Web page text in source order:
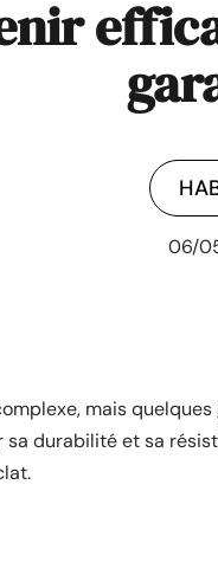
06/
mais
durabilité et sa